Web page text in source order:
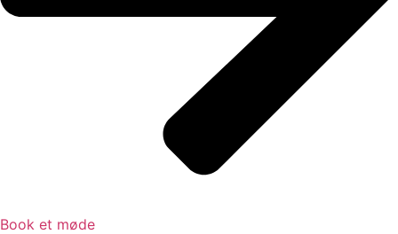
Book et møde